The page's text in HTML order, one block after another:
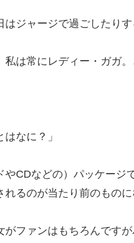
はジャージで過ごしたりす
私は常にレディー・ガガ
はなに？」
やCDなどの）パッケー
るのが当たり前のものに
がファンはもちろんです